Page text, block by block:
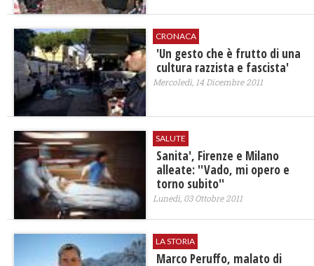
CRONACA
'Un gesto che è frutto di una
cultura razzista e fascista'
Mercoledì, 14 Dicembre 2011
SALUTE
Sanita', Firenze e Milano
alleate: ''Vado, mi opero e
torno subito''
Lunedì, 03 Ottobre 2011
LA STORIA
Marco Peruffo, malato di